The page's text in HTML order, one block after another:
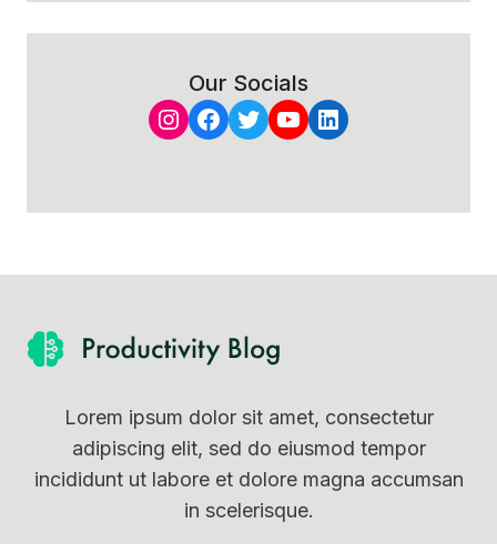
Our Socials
Instagram
Facebook
Twitter
YouTube
LinkedIn
Lorem ipsum dolor sit amet, consectetur
adipiscing elit, sed do eiusmod tempor
incididunt ut labore et dolore magna accumsan
in scelerisque.